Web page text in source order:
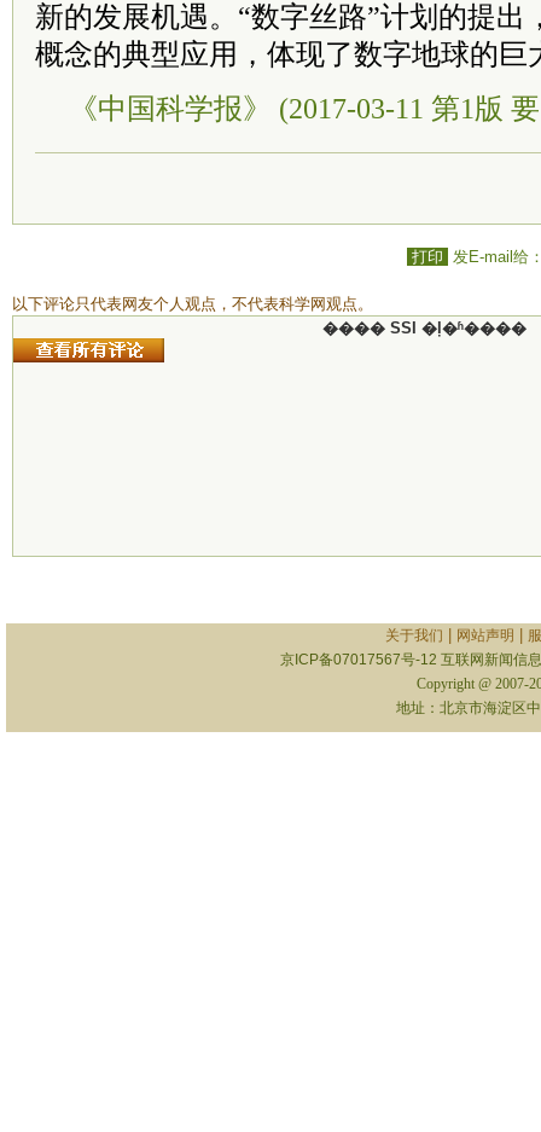
新的发展机遇。“数字丝路”计划的提出
概念的典型应用，体现了数字地球的巨
《中国科学报》 (2017-03-11 第1版
打印 发E-mail给
以下评论只代表网友个人观点，不代表科学网观点。
���� SSI �ļ�ʱ����
关于我们 网站声明
京ICP备07017567号-12 互联网新闻信
Copyright @ 2007-
地址：北京市海淀区